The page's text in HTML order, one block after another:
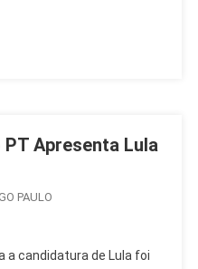
Apresenta Lula
PAULO
a candidatura de Lula foi